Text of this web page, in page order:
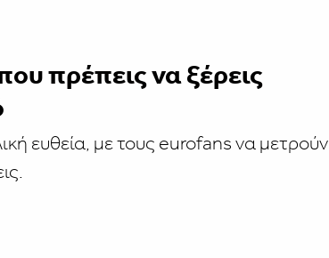
πρέπεις να ξέρεις
ευθεία, με τους eurofans να μετρούν